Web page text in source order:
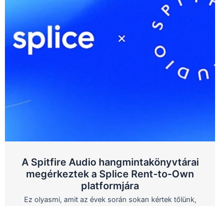
A Spitfire Audio hangmintakönyvtárai
megérkeztek a Splice Rent-to-Own
platformjára
Ez olyasmi, amit az évek során sokan kértek tőlünk,